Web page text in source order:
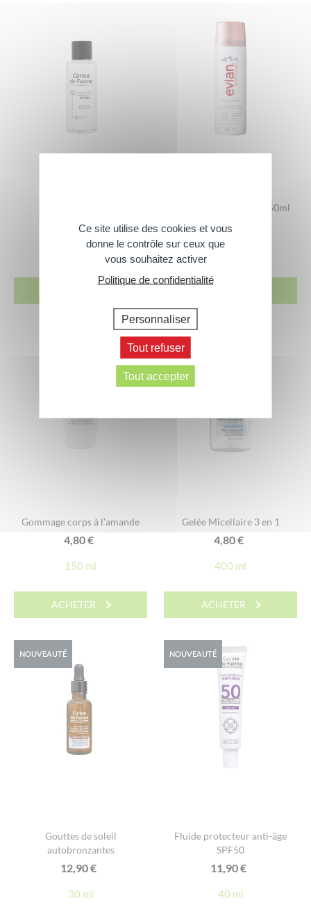
4,50€
100 ml
Brumisateur® evian® 50ml
2,65
50 ml
Gommage corps à l’amande
4,80€
150 ml
ACHETER
Gelée Micellaire 3 en 1
4,80€
400 ml
ACHETER
NOUVEAUTÉ
Gouttes de soleil
autobronzantes
12,90€
30 ml
NOUVEAUTÉ
Fluide protecteur anti-âge
SPF50
11,90€
40 ml
Ce site utilise des cookies et vous
donne le contrôle sur ceux que
vous souhaitez activer
Politique de confidentialité
Personnaliser
Tout refuser
Tout accepter